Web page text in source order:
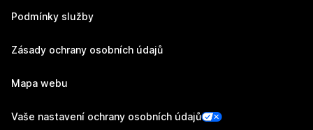
Podmínky služby
Zásady ochrany osobních údajů
Mapa webu
Vaše nastavení ochrany osobních údajů